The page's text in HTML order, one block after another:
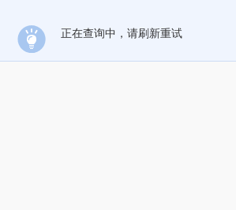
正在查询中，请刷新重试